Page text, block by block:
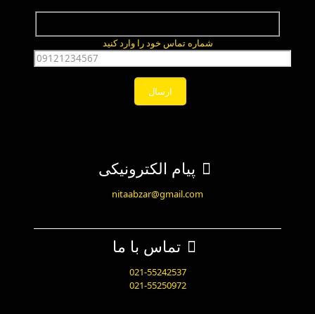
شماره تماس خود را وارد کنید
پیام الکترونیکی
nitaabzar@gmail.com
تماس با ما
021-55242537
021-55250972